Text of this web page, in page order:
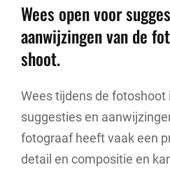
Wees open voor
aanwijzingen van de
shoot.
Wees tijdens de fotoshoot
suggesties en
fotograaf heeft vaak een
detail en compositie en